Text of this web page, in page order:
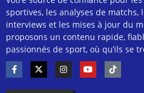
sportives, les analyses de matchs,
interviews et les mises à jour du
proposons un contenu rapide,
passionnés de sport, où qu’ils se